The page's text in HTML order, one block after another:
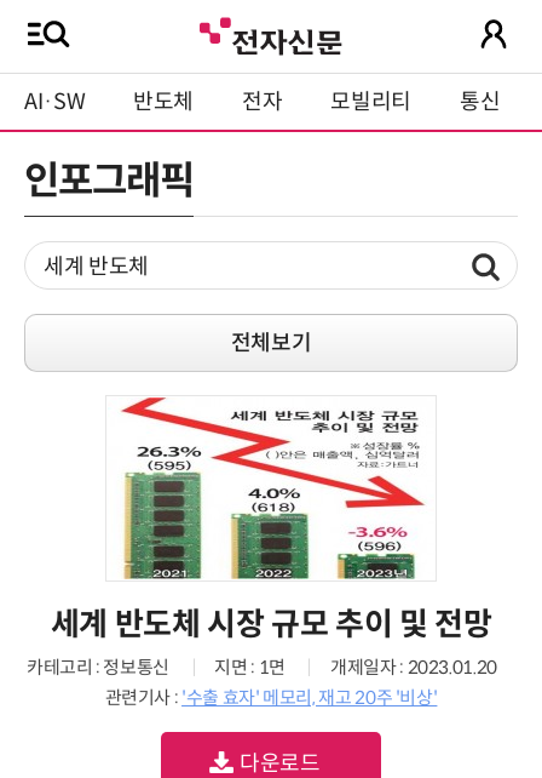
AI·SW 반도체 전자 모빌리티 통신
인포그래픽
전체보기
세계 반도체 시장 규모 추이 및 전망
카테고리 : 정보통신 지면 : 1면
개제일자 : 2023.01.20
관련기사 : '수출 효자' 메모리, 재고 20주 '비상'
다운로드